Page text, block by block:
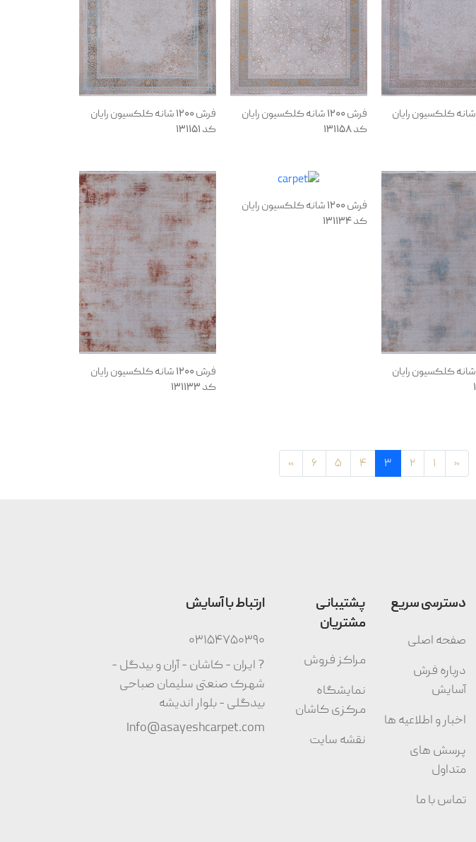
فرش 1200 شانه کلکسیون رایان
فرش 1200 شانه کلکسیون رایان
کد 131158
فرش 1200 شانه کلکسیون رایان
کد 131151
فرش 1200 شانه کلکسیون رایان
فرش 1200 شانه کلکسیون رایان
کد 131134
فرش 1200 شانه کلکسیون رایان
کد 131133
«
1
2
3
4
5
6
»
دسترسی سریع
صفحه اصلی
درباره فرش
آسایش
اخبار و اطلاعیه ها
پرسش های
متداول
تماس با ما
پشتیبانی
مشتریان
مراکز فروش
نمایشگاه
مرکزی کاشان
نقشه سایت
ارتباط با آسایش
03154750390
? ایران - کاشان - آران و بیدگل -
شهرک صنعتی سلیمان صباحی
بیدگلی - بلوار اندیشه
Info@asayeshcarpet.com